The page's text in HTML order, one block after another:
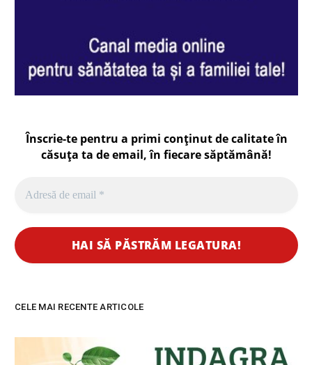
Înscrie-te pentru a primi conținut de calitate în
căsuța ta de email, în fiecaresăptămână!
CELE MAI RECENTE ARTICOLE